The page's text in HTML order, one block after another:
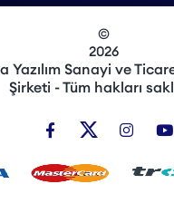
©
2026
Yazılım Sanayi ve
Şirketi - Tüm hakları